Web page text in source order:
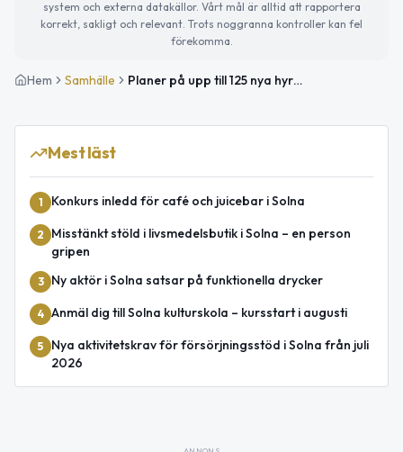
system och externa datakällor. Vårt mål är alltid att rapportera
korrekt, sakligt och relevant. Trots noggranna kontroller kan fel
förekomma.
Hem Samhälle Planer på upp till 125 nya hyreslägenheter i Huvudsta
Mest läst
1 Konkurs inledd för café och juicebar i Solna
2
Misstänkt stöld i livsmedelsbutik i Solna – en person
gripen
3 Ny aktör i Solna satsar på funktionella drycker
4 Anmäl dig till Solna kulturskola – kursstart i augusti
5
Nya aktivitetskrav för försörjningsstöd i Solna från juli
2026